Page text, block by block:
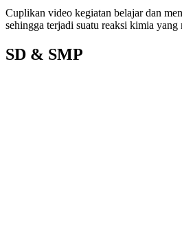
Cuplikan video kegiatan belajar dan
sehingga terjadi suatu reaksi kimia
SD & SMP